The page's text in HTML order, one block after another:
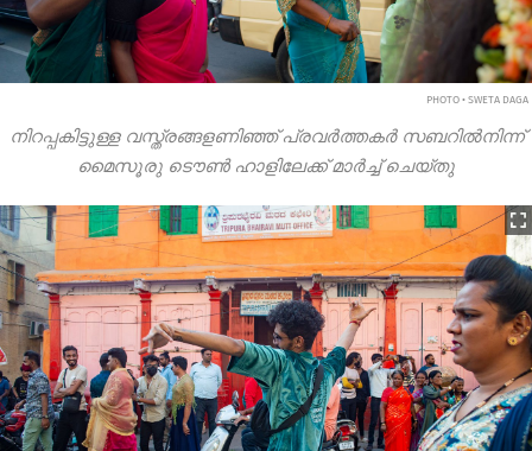
PHOTO • SWETA DAGA
നിറപ്പകിട്ടുള്ള വസ്ത്രങ്ങളണിഞ്ഞ് പ്രവർത്തകർ സബറിൽനിന്ന്
മൈസൂരു ടൌൺ ഹാളിലേക്ക് മാർച്ച് ചെയ്തു